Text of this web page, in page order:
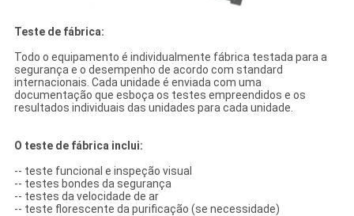
Teste de fábrica:
Todo o equipamento é individualmente fábrica testada para a
segurança e o desempenho de acordo com standard
internacionais. Cada unidade é enviada com uma
documentação que esboça os testes empreendidos e os
resultados individuais das unidades para cada unidade.
O teste de fábrica inclui:
-- teste funcional e inspeção visual
-- testes bondes da segurança
-- testes da velocidade de ar
-- teste florescente da purificação (se necessidade)